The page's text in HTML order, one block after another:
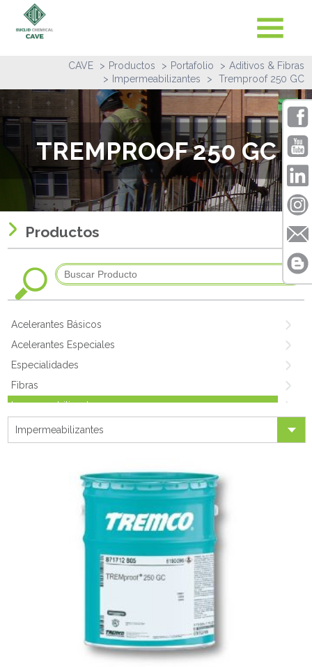
CAVE Productos Portafolio
Aditivos & Fibras
Impermeabilizantes
Tremproof 250 GC
TREMPROOF 250 GC
Productos
Acelerantes Básicos
Acelerantes Especiales
Especialidades
Fibras
Impermeabilizantes
Medio & Alto Rango
Shotcrete
Impermeabilizantes